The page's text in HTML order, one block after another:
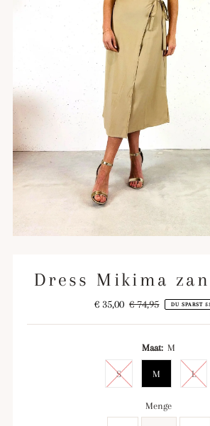
Dress Mikima
Angebotspreis
€ 35,00 Regulärer
€ 74,95 DU SPARST
Maat: M
S M L
Menge